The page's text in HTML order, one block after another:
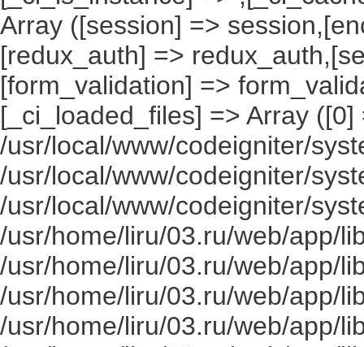
Array ([session] =>
[redux_auth] =>
[form_validation] =>
[_ci_loaded_files] => Array ([0]
/usr/local/www/codeigniter/
/usr/local/www/codeigniter/
/usr/local/www/codeigniter/
/usr/home/liru/03.ru/web/app/
/usr/home/liru/03.ru/web/app/
/usr/home/liru/03.ru/web/app/
/usr/home/liru/03.ru/web/app/